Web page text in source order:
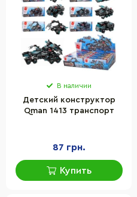
В наличии
Детский конструктор
Qman 1413 транспорт
87 грн.
Купить